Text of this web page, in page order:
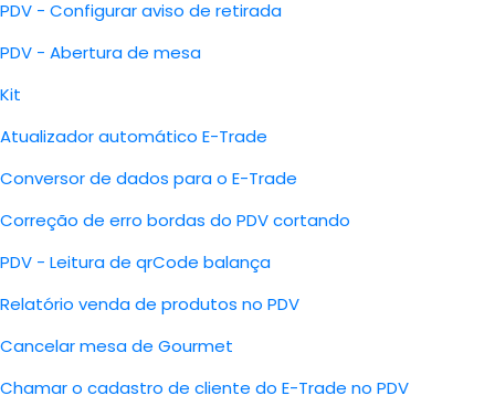
PDV - Configurar aviso de retirada
PDV - Abertura de mesa
Kit
Atualizador automático E-Trade
Conversor de dados para o E-Trade
Correção de erro bordas do PDV cortando
PDV - Leitura de qrCode balança
Relatório venda de produtos no PDV
Cancelar mesa de Gourmet
Chamar o cadastro de cliente do E-Trade no PDV